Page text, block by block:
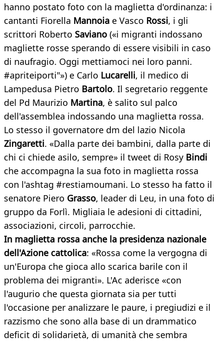
hanno postato foto con la maglietta d'ordinanza: i
cantanti Fiorella Mannoia e Vasco Rossi, i gli
scrittori Roberto Saviano («i migranti indossano
magliette rosse sperando di essere visibili in caso
di naufragio. Oggi mettiamoci nei loro panni.
#apriteiporti"») e Carlo Lucarelli, il medico di
Lampedusa Pietro Bartolo. Il segretario reggente
del Pd Maurizio Martina, è salito sul palco
dell'assemblea indossando una maglietta rossa.
Lo stesso il governatore dm del lazio Nicola
Zingaretti. «Dalla parte dei bambini, dalla parte di
chi ci chiede asilo, sempre» il tweet di Rosy Bindi
che accompagna la sua foto in maglietta rossa
con l'ashtag #restiamoumani. Lo stesso ha fatto il
senatore Piero Grasso, leader di Leu, in una foto di
gruppo da Forlì. Migliaia le adesioni di cittadini,
associazioni, circoli, parrocchie.
In maglietta rossa anche la presidenza nazionale
dell'Azione cattolica: «Rossa come la vergogna di
un'Europa che gioca allo scarica barile con il
problema dei migranti». L'Ac aderisce «con
l'augurio che questa giornata sia per tutti
l'occasione per analizzare le paure, i pregiudizi e il
razzismo che sono alla base di un drammatico
deficit di solidarietà, di umanità che sembra